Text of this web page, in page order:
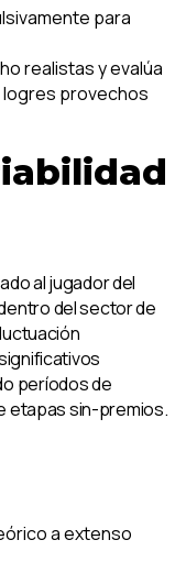
para
realistas y evalúa
provechos
al jugador del
del sector de
períodos de
etapas sin-premios.
a extenso